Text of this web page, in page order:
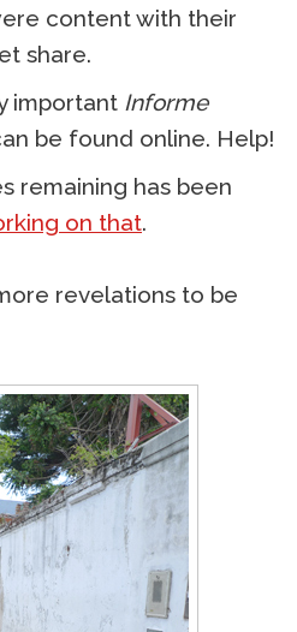
content with their
share.
important Informe
be found online. Help!
remaining has been
on that.
revelations to be